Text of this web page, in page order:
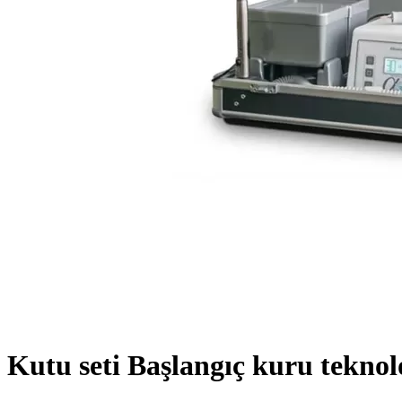
Kutu seti Başlangıç kuru